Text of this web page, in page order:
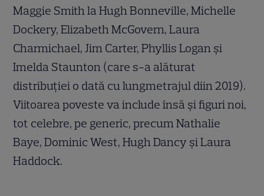
Maggie Smith la Hugh Bonneville, Michelle
Dockery, Elizabeth McGovern, Laura
Charmichael, Jim Carter, Phyllis Logan și
Imelda Staunton (care s-a alăturat
distribuției o dată cu lungmetrajul diin 2019).
Viitoarea poveste va include însă și figuri noi,
tot celebre, pe generic, precum Nathalie
Baye, Dominic West, Hugh Dancy și Laura
Haddock.